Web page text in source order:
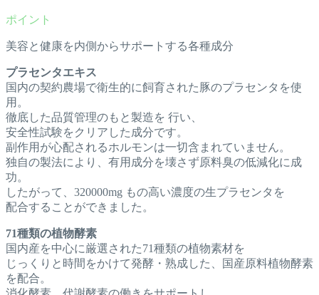
美容と健康を内側からサポートする各種成分
プラセンタエキス
国内の契約農場で衛生的に飼育された豚のプラセンタを使
用。
徹底した品質管理のもと製造を 行い、
安全性試験をクリアした成分です。
副作用が心配されるホルモンは一切含まれていません。
独自の製法により、有用成分を壊さず原料臭の低減化に成
功。
したがって、320000mg もの高い濃度の生プラセンタを
配合することができました。
71種類の植物酵素
国内産を中心に厳選された71種類の植物素材を
じっくりと時間をかけて発酵・熟成した、国産原料植物酵素
を配合。